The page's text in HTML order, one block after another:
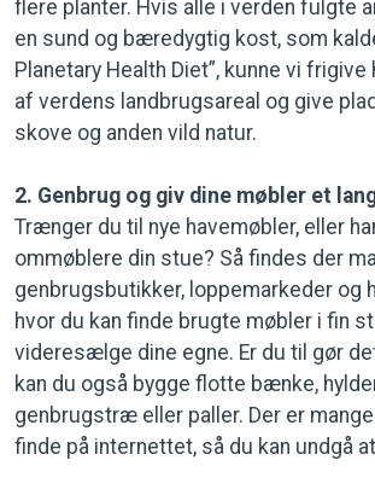
flere planter. Hvis alle i verden fulgte
en sund og bæredygtig kost, som
Planetary Health Diet”, kunne vi
af verdens landbrugsareal og give
skove og anden vild natur.
2. Genbrug og giv dine møbler et
Trænger du til nye havemøbler, eller
ommøblere din stue? Så findes der
genbrugsbutikker, loppemarkeder og
hvor du kan finde brugte møbler i fin
videresælge dine egne. Er du til gør
kan du også bygge flotte bænke,
genbrugstræ eller paller. Der er
finde på internettet, så du kan undgå